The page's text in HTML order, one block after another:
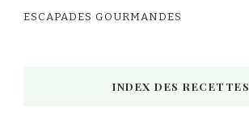
ESCAPADES GOURMANDES
INDEX DES RECETTES